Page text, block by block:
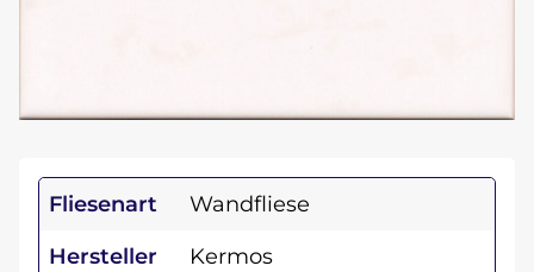
Fliesenart
Wandfliese
Hersteller
Kermos